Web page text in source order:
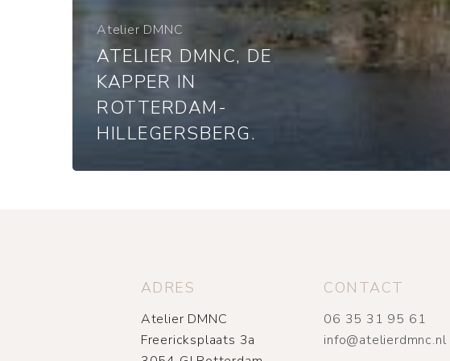
Atelier DMNC
ATELIER DMNC, DE
KAPPER IN
ROTTERDAM-
HILLEGERSBERG.
ADRES
Atelier DMNC
Freericksplaats 3a
CONTACT
06 35 31 95 61
info@atelierdmnc.nl